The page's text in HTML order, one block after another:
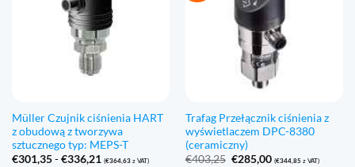
Müller Czujnik ciśnienia HART
z obudową z tworzywa
sztucznego typ: MEPS-T
€301,35 - €336,21 Zakres
(€364,63z VAT)
Trafag Przełącznik ciśnienia z
wyświetlaczem DPC-8380
(ceramiczny)
€403,25 Pierwotna
€285,00Aktualna
(€344,85 z VAT)